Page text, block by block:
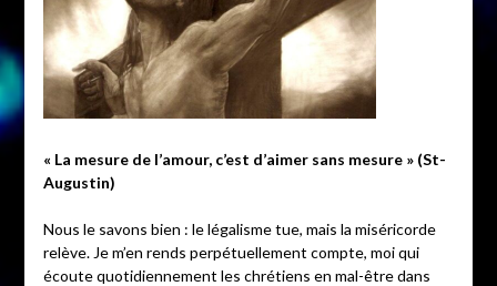
« La mesure de l’amour, c’est d’aimer sans mesure » (St-
Augustin)
Nous le savons bien : le légalisme tue, mais la miséricorde
relève. Je m’en rends perpétuellement compte, moi qui
écoute quotidiennement les chrétiens en mal-être dans